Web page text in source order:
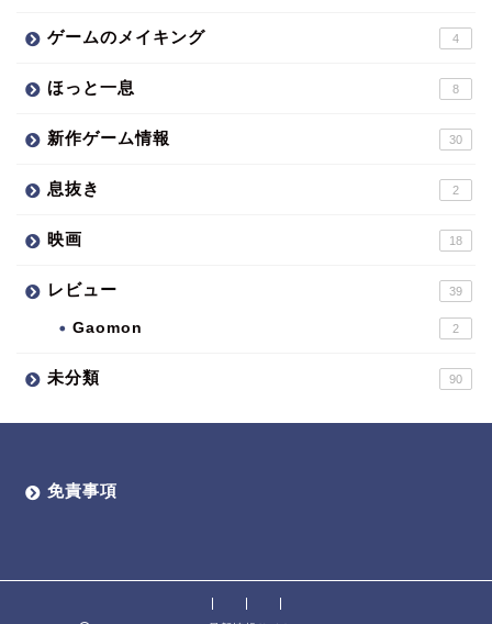
ゲームのメイキング 4
ほっと一息 8
新作ゲーム情報 30
息抜き 2
映画 18
レビュー 39
Gaomon 2
未分類 90
免責事項